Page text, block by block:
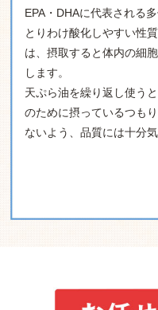
EPA・DHAに代表される
とりわけ酸化しやすい性
は、摂取すると体内の細
します。
天ぷら油を繰り返し使う
のために摂っているつも
ないよう、品質には十分